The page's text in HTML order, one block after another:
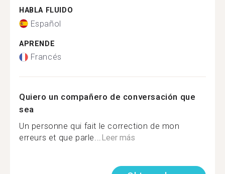
HABLA FLUIDO
Español
APRENDE
Francés
Quiero un compañero de conversación que
sea
Un personne qui fait le correction de mon
erreurs et que parle...Leer más